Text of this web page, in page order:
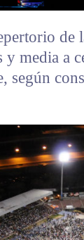
de
media a
según